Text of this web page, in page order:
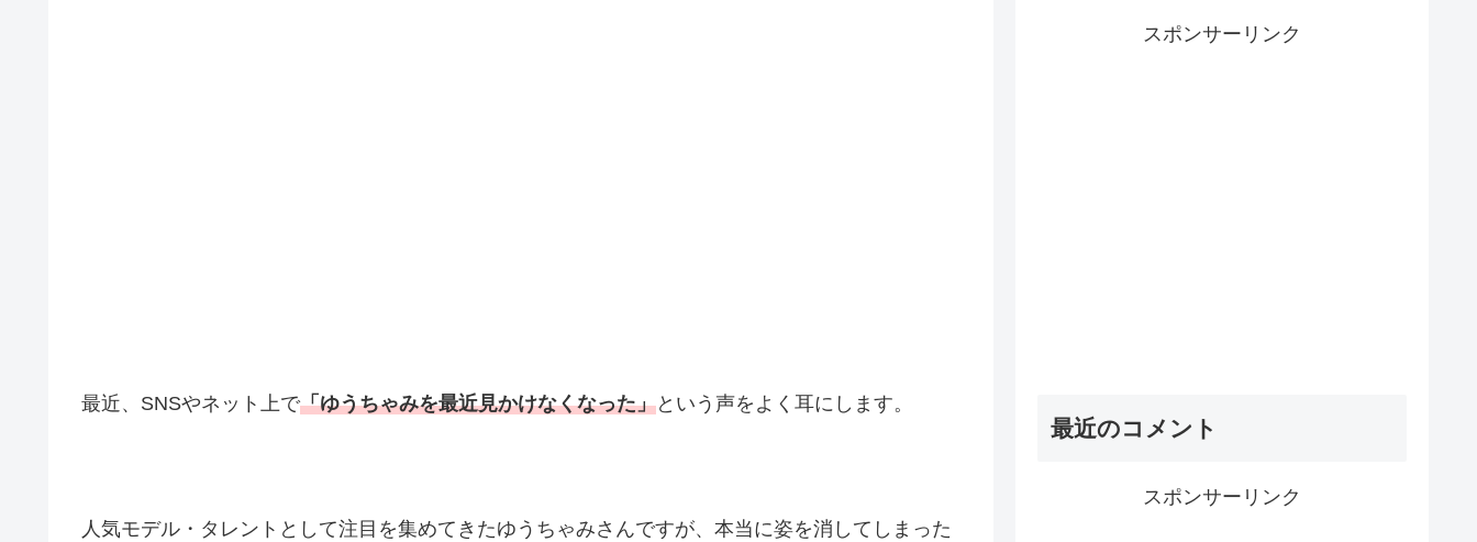
最近、SNSやネット上で「ゆうちゃみを最近見かけなくなった」という声をよく耳にします。
人気モデル・タレントとして注目を集めてきたゆうちゃみさんですが、本当に姿を消してしまった
スポンサーリンク
最近のコメント
スポンサーリンク